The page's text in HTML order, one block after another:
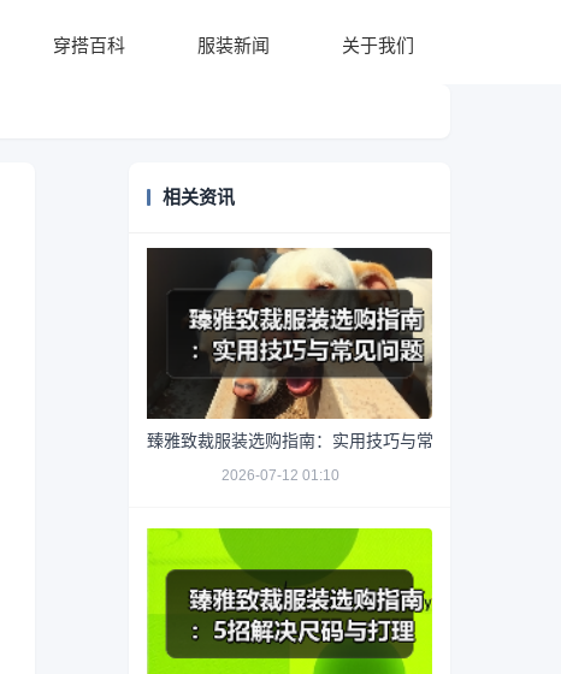
穿搭百科 服装新闻 关于我们
相关资讯
臻雅致裁服装选购指南：实用技巧与常见问题解析
2026-07-12 01:10